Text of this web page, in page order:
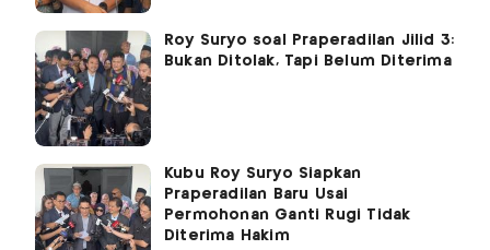
Roy Suryo soal Praperadilan Jilid 3:
Bukan Ditolak, Tapi Belum Diterima
Kubu Roy Suryo Siapkan
Praperadilan Baru Usai
Permohonan Ganti Rugi Tidak
Diterima Hakim